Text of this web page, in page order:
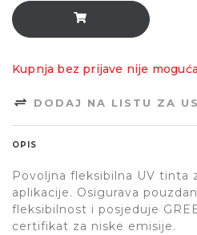
Kupnja bez prijave nije
DODAJ NA LISTU ZA
OPIS
Povoljna fleksibilna UV tinta
aplikacije. Osigurava
fleksibilnost i posjeduje
certifikat za niske emisije.